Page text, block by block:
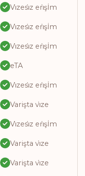
Vi̇zesi̇z eri̇şİm
Vi̇zesi̇z eri̇şİm
Vi̇zesi̇z eri̇şİm
eTA
Vi̇zesi̇z eri̇şİm
Varişta vi̇ze
Vi̇zesi̇z eri̇şİm
Varişta vi̇ze
Varişta vi̇ze